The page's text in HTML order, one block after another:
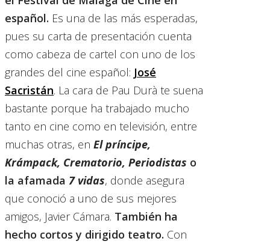
español. Es una de las más esperadas,
pues su carta de presentación cuenta
como cabeza de cartel con uno de los
grandes del cine español: José
Sacristán. La cara de Pau Durà te suena
bastante porque ha trabajado mucho
tanto en cine como en televisión, entre
muchas otras, en El príncipe,
Krámpack, Crematorio, Periodistas o
la afamada 7 vidas, donde asegura
que conoció a uno de sus mejores
amigos, Javier Cámara. También ha
hecho cortos y dirigido teatro. Con